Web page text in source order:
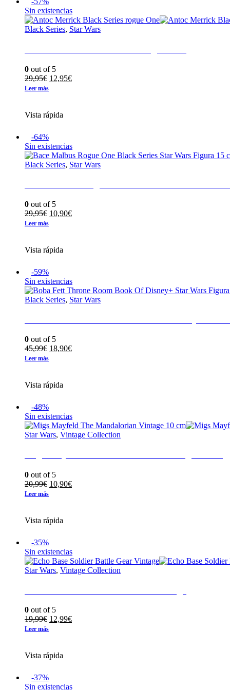
Sin existencias
Black Series, Star Wars
0 out of 5
29,95€ El
29,95€.
12,95€El
Leer más
Vista rápida
-64%
Sin existencias
Black Series, Star Wars
0 out of 5
29,95€ El
29,95€.
10,90€El
Leer más
Vista rápida
-59%
Sin existencias
Black Series, Star Wars
0 out of 5
45,99€ El
45,99€.
18,90€El
Leer más
Vista rápida
-48%
Sin existencias
Star Wars, Vintage Collection
0 out of 5
20,99€ El
20,99€.
10,90€El
Leer más
Vista rápida
-35%
Sin existencias
Star Wars, Vintage Collection
0 out of 5
19,99€ El
19,99€.
12,99€El
Leer más
Vista rápida
-37%
Sin existencias